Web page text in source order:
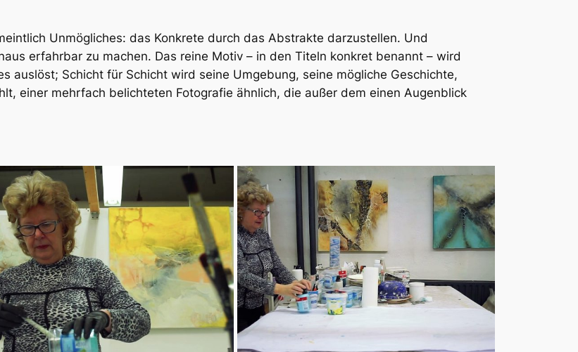
Unmögliches: das Konkrete durch das Abstrakte darzustellen. Und
erfahrbar zu machen. Das reine Motiv – in den Titeln konkret benannt – wird
auslöst; Schicht für Schicht wird seine Umgebung, seine mögliche Geschichte,
einer mehrfach belichteten Fotografie ähnlich, die außer dem einen Augenblick